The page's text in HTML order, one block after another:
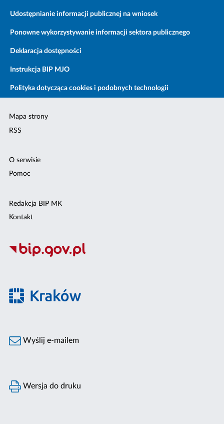
Udostępnianie informacji publicznej na wniosek
Ponowne wykorzystywanie informacji sektora publicznego
Deklaracja dostępności
Instrukcja BIP MJO
Polityka dotycząca cookies i podobnych technologii
Mapa strony
RSS
O serwisie
Pomoc
Redakcja BIP MK
Kontakt
Wyślij e-mailem
Wersja do druku